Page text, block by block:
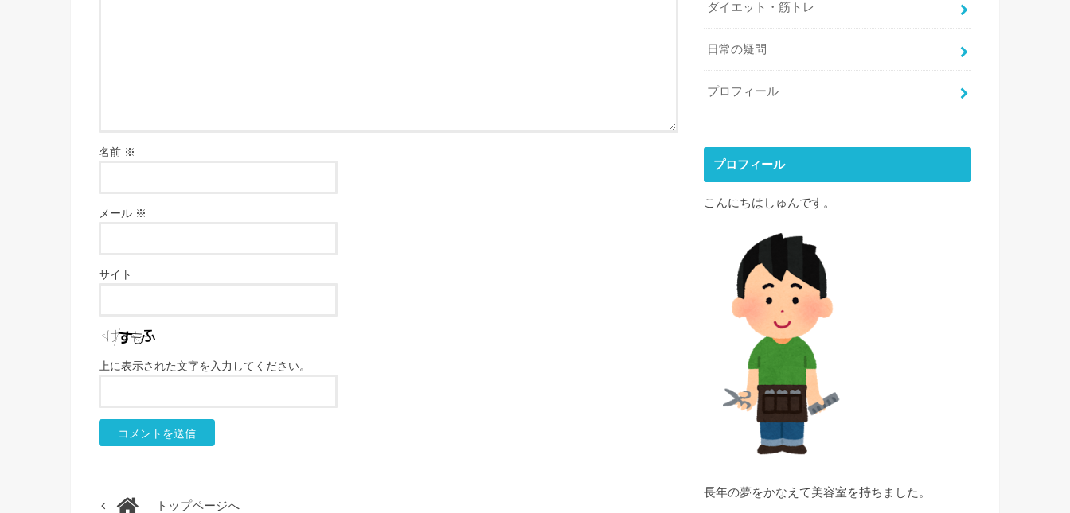
名前 ※
メール ※
サイト
上に表示された文字を入力してください。
トップページへ
ダイエット・筋トレ
日常の疑問
プロフィール
プロフィール
こんにちはしゅんです。
長年の夢をかなえて美容室を持ちました。